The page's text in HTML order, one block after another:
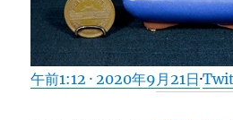
午前1:12 · 2020年9月21日·